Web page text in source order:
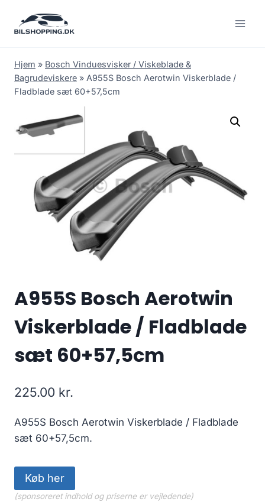
Hjem » Bosch Vinduesvisker / Viskeblade &
Bagrudeviskere » A955S Bosch Aerotwin Viskerblade /
Fladblade sæt 60+57,5cm
A955S Bosch Aerotwin
Viskerblade / Fladblade
sæt 60+57,5cm
225.00 kr.
A955S Bosch Aerotwin Viskerblade / Fladblade
sæt 60+57,5cm.
Køb her
(sponsoreret indhold og priserne er vejledende)